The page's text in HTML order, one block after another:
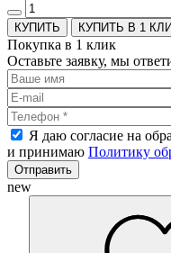
КУПИТЬ В 1
Покупка в 1 клик
Оставьте заявку, мы
Я даю согласие на
и принимаю Политику
Отправить
new